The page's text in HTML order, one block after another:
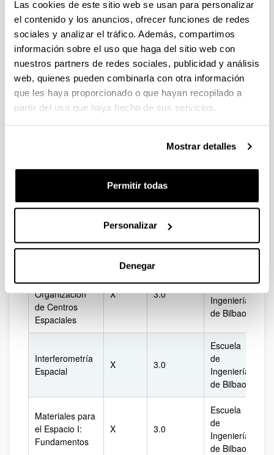
Las cookies de este sitio web se usan para personalizar
el contenido y los anuncios, ofrecer funciones de redes
sociales y analizar el tráfico. Además, compartimos
información sobre el uso que haga del sitio web con
nuestros partners de redes sociales, publicidad y análisis
web, quienes pueden combinarla con otra información
que les haya proporcionado o que hayan recopilado a
partir del uso que haya hecho de sus servicios.
Mostrar detalles
Permitir todas
Personalizar
Denegar
Ensayos No
Destructivos:
Materiales
Espaciales
X 3.0
Escuela
de
Ingeniería
de Bilbao
Fisica Espacial X 3.0
Escuela
de
Ingeniería
de Bilbao
Escuela
de
X 3.0
Escuela
de Bilbao
Proyectos y
Organización
de Centros
Espaciales
X 3.0
de
Ingeniería
de Bilbao
Interferometría
Espacial
X 3.0
Escuela
de
Ingeniería
de Bilbao
Materiales para
el Espacio I:
Fundamentos
X 3.0
Escuela
de
Ingeniería
de Bilbao